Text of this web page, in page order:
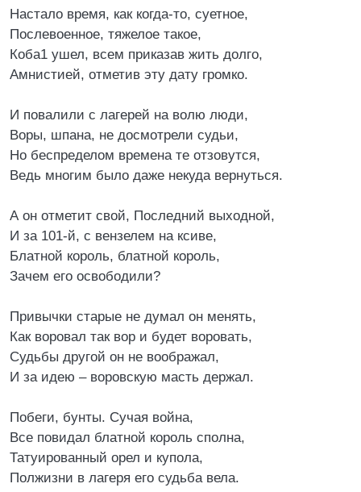
Настало время, как когда-то, суетное,
Послевоенное, тяжелое такое,
Коба1 ушел, всем приказав жить долго,
Амнистией, отметив эту дату громко.
И повалили с лагерей на волю люди,
Воры, шпана, не досмотрели судьи,
Но беспределом времена те отзовутся,
Ведь многим было даже некуда вернуться.
А он отметит свой, Последний выходной,
И за 101-й, с вензелем на ксиве,
Блатной король, блатной король,
Зачем его освободили?
Привычки старые не думал он менять,
Как воровал так вор и будет воровать,
Судьбы другой он не воображал,
И за идею – воровскую масть держал.
Побеги, бунты. Сучая война,
Все повидал блатной король сполна,
Татуированный орел и купола,
Полжизни в лагеря его судьба вела.